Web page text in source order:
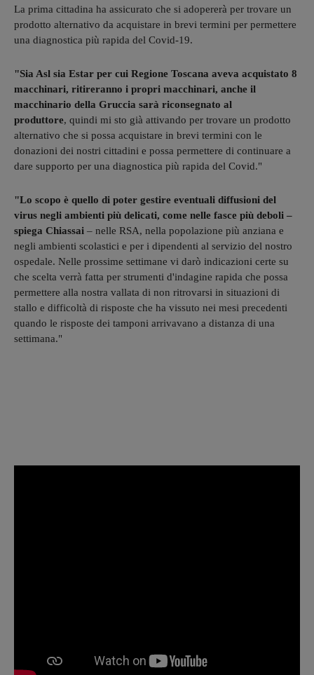
La prima cittadina ha assicurato che si adopererà per trovare un
prodotto alternativo da acquistare in brevi termini per permettere
una diagnostica più rapida del Covid-19.
"Sia Asl sia Estar per cui Regione Toscana aveva acquistato 8
macchinari, ritireranno i propri macchinari, anche il
macchinario della Gruccia sarà riconsegnato al
produttore, quindi mi sto già attivando per trovare un prodotto
alternativo che si possa acquistare in brevi termini con le
donazioni dei nostri cittadini e possa permettere di continuare a
dare supporto per una diagnostica più rapida del Covid."
"Lo scopo è quello di poter gestire eventuali diffusioni del
virus negli ambienti più delicati, come nelle fasce più deboli –
spiega Chiassai – nelle RSA, nella popolazione più anziana e
negli ambienti scolastici e per i dipendenti al servizio del nostro
ospedale. Nelle prossime settimane vi darò indicazioni certe su
che scelta verrà fatta per strumenti d'indagine rapida che possa
permettere alla nostra vallata di non ritrovarsi in situazioni di
stallo e difficoltà di risposte che ha vissuto nei mesi precedenti
quando le risposte dei tamponi arrivavano a distanza di una
settimana."